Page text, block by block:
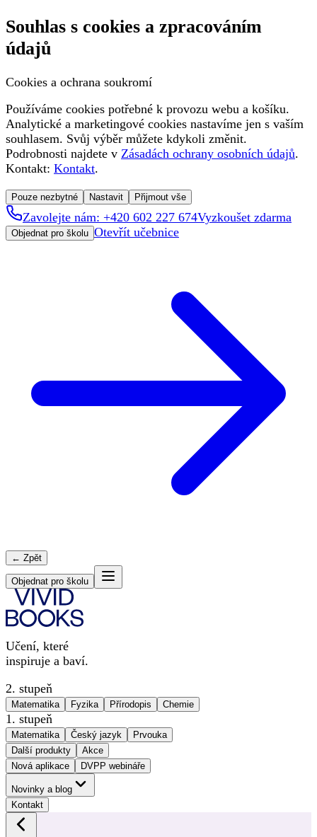
Souhlas s cookies a zpracováním
údajů
Cookies a ochrana soukromí
Používáme cookies potřebné k provozu webu a košíku.
Analytické a marketingové cookies nastavíme jen s vaším
souhlasem. Svůj výběr můžete kdykoli změnit.
Podrobnosti najdete v Zásadách ochrany osobních údajů.
Kontakt: Kontakt.
Pouze nezbytné Nastavit Přijmout vše
Zavolejte nám: +420 602 227 674Vyzkoušet zdarma
Objednat pro školu Otevřít učebnice
← Zpět
Objednat pro školu
Učení, které
inspiruje a baví.
2. stupeň
Matematika Fyzika Přírodopis Chemie
1. stupeň
Matematika Český jazyk
Prvouka
Další produkty
Akce
Nová aplikace
DVPP webináře
Novinky a blog
Kontakt